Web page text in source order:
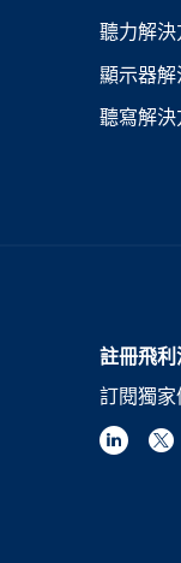
聽力解
顯示器
聽寫解
註冊飛
訂閱獨